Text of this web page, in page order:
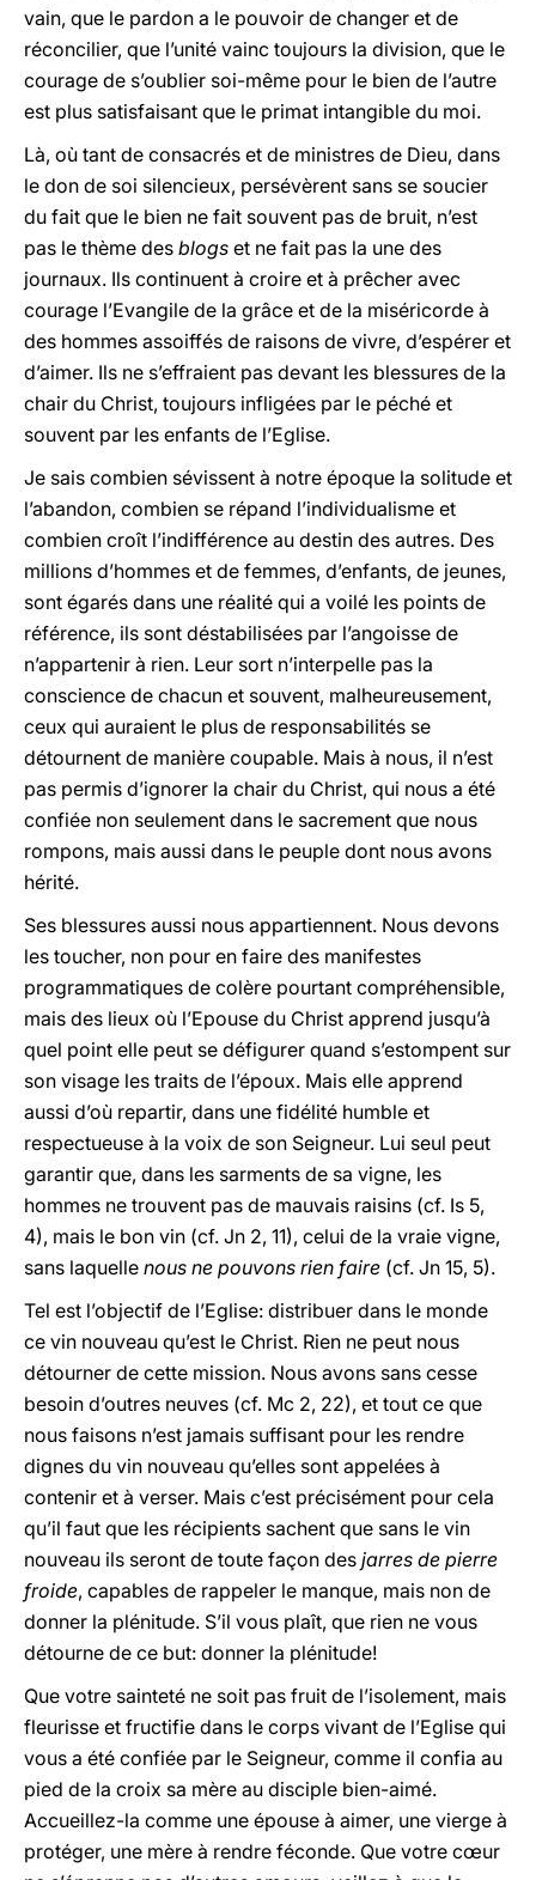
vain, que le pardon a le pouvoir de changer et de
réconcilier, que l’unité vainc toujours la division, que le
courage de s’oublier soi-même pour le bien de l’autre
est plus satisfaisant que le primat intangible du moi.
Là, où tant de consacrés et de ministres de Dieu, dans
le don de soi silencieux, persévèrent sans se soucier
du fait que le bien ne fait souvent pas de bruit, n’est
pas le thème des blogs et ne fait pas la une des
journaux. Ils continuent à croire et à prêcher avec
courage l’Evangile de la grâce et de la miséricorde à
des hommes assoiffés de raisons de vivre, d’espérer et
d’aimer. Ils ne s’effraient pas devant les blessures de la
chair du Christ, toujours infligées par le péché et
souvent par les enfants de l’Eglise.
Je sais combien sévissent à notre époque la solitude et
l’abandon, combien se répand l’individualisme et
combien croît l’indifférence au destin des autres. Des
millions d’hommes et de femmes, d’enfants, de jeunes,
sont égarés dans une réalité qui a voilé les points de
référence, ils sont déstabilisées par l’angoisse de
n’appartenir à rien. Leur sort n’interpelle pas la
conscience de chacun et souvent, malheureusement,
ceux qui auraient le plus de responsabilités se
détournent de manière coupable. Mais à nous, il n’est
pas permis d’ignorer la chair du Christ, qui nous a été
confiée non seulement dans le sacrement que nous
rompons, mais aussi dans le peuple dont nous avons
hérité.
Ses blessures aussi nous appartiennent. Nous devons
les toucher, non pour en faire des manifestes
programmatiques de colère pourtant compréhensible,
mais des lieux où l’Epouse du Christ apprend jusqu’à
quel point elle peut se défigurer quand s’estompent sur
son visage les traits de l’époux. Mais elle apprend
aussi d’où repartir, dans une fidélité humble et
respectueuse à la voix de son Seigneur. Lui seul peut
garantir que, dans les sarments de sa vigne, les
hommes ne trouvent pas de mauvais raisins (cf. Is 5,
4), mais le bon vin (cf. Jn 2, 11), celui de la vraie vigne,
sans laquelle nous ne pouvons rien faire (cf. Jn 15, 5).
Tel est l’objectif de l’Eglise: distribuer dans le monde
ce vin nouveau qu’est le Christ. Rien ne peut nous
détourner de cette mission. Nous avons sans cesse
besoin d’outres neuves (cf. Mc 2, 22), et tout ce que
nous faisons n’est jamais suffisant pour les rendre
dignes du vin nouveau qu’elles sont appelées à
contenir et à verser. Mais c’est précisément pour cela
qu’il faut que les récipients sachent que sans le vin
nouveau ils seront de toute façon des jarres de pierre
froide, capables de rappeler le manque, mais non de
donner la plénitude. S’il vous plaît, que rien ne vous
détourne de ce but: donner la plénitude!
Que votre sainteté ne soit pas fruit de l’isolement, mais
fleurisse et fructifie dans le corps vivant de l’Eglise qui
vous a été confiée par le Seigneur, comme il confia au
pied de la croix sa mère au disciple bien-aimé.
Accueillez-la comme une épouse à aimer, une vierge à
protéger, une mère à rendre féconde. Que votre cœur